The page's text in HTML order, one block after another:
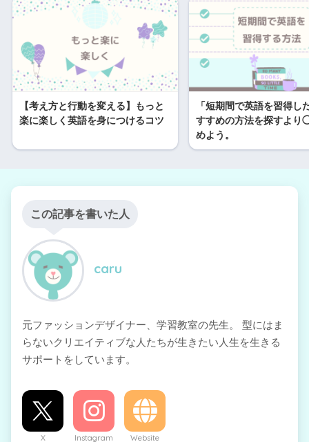
【考え方と行動を変える】もっと
楽に楽しく英語を身につけるコツ
「短期間で英語を習得し
すすめの方法を探すよ
めよう。
この記事を書いた人
caru
元ファッションデザイナー、学習教室の先生。 型にはま
らないクリエイティブな人たちが生きたい人生を生きる
サポートをしています。
X Instagram Website